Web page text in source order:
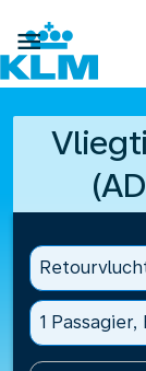

1 Passagier,